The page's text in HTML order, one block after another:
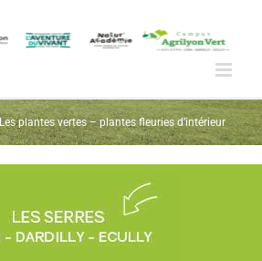
Les plantes vertes – plantes fleuries d’intérieur